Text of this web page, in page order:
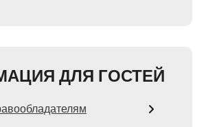
ДЛЯ ГОСТЕЙ